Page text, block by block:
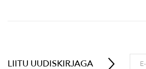
LIITU UUDISKIRJAGA